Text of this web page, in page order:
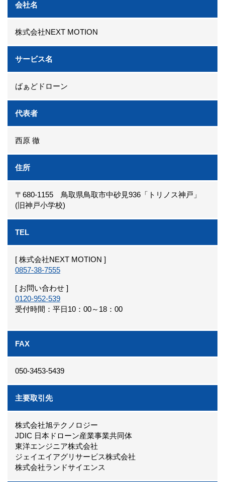
会社名
株式会社NEXT MOTION
サービス名
ばぁどドローン
代表者
西原 徹
住所
〒680-1155 鳥取県鳥取市中砂見936「トリノス神戸」
(旧神戸小学校)
TEL
[ 株式会社NEXT MOTION ]
0857-38-7555
[ お問い合わせ ]
0120-952-539
受付時間：平日10：00～18：00
FAX
050-3453-5439
主要取引先
株式会社旭テクノロジー
JDIC 日本ドローン産業事業共同体
東洋エンジニア株式会社
ジェイエイアグリサービス株式会社
株式会社ランドサイエンス